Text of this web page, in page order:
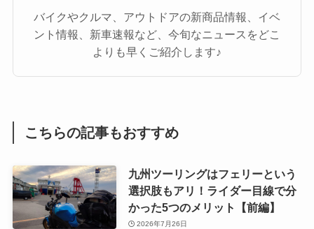
バイクやクルマ、アウトドアの新商品情報、イベ
ント情報、新車速報など、今旬なニュースをどこ
よりも早くご紹介します♪
こちらの記事もおすすめ
九州ツーリングはフェリーという
選択肢もアリ！ライダー目線で分
かった5つのメリット【前編】
2026年7月26日